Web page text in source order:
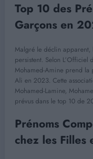
Top 10 des
Garçons en
Malgré le déclin apparent,
persistent. Selon
Mohamed-Amine prend la
Ali en 2023. Cette
Mohamed-Lamine,
prévus dans le top 10 de
Prénoms
chez les